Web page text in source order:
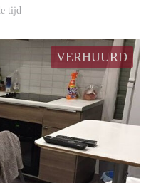
tijd
VERHUURD